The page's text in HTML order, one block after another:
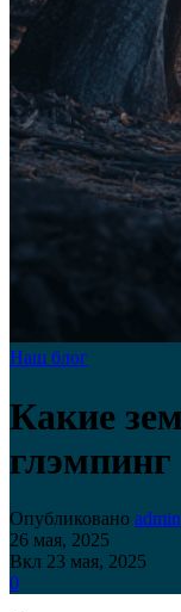
Наш блог
Какие
глэмпинг
Опубликовано admin
26 мая, 2025
Вкл 23 мая, 2025
0